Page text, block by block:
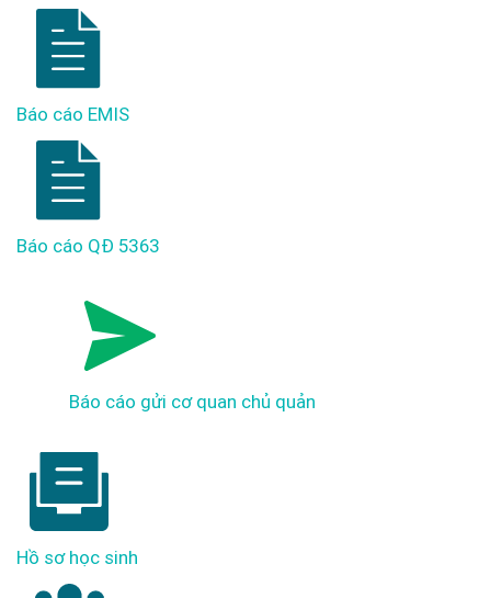
Báo cáo EMIS
Báo cáo QĐ 5363
Báo cáo gửi cơ quan chủ quản
Hồ sơ học sinh